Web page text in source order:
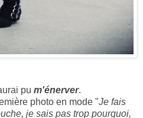
pu m'énerver.
photo en mode "Je fais
je sais pas trop pourquoi,